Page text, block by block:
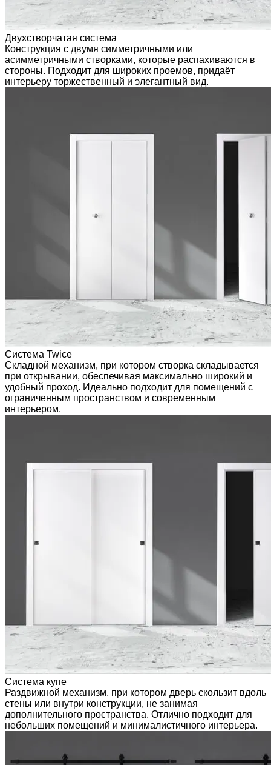
Двухстворчатая система
Конструкция с двумя симметричными или
асимметричными створками, которые распахиваются в
стороны. Подходит для широких проемов, придаёт
интерьеру торжественный и элегантный вид.
Система Twice
Складной механизм, при котором створка складывается
при открывании, обеспечивая максимально широкий и
удобный проход. Идеально подходит для помещений с
ограниченным пространством и современным
интерьером.
Система купе
Раздвижной механизм, при котором дверь скользит вдоль
стены или внутри конструкции, не занимая
дополнительного пространства. Отлично подходит для
небольших помещений и минималистичного интерьера.